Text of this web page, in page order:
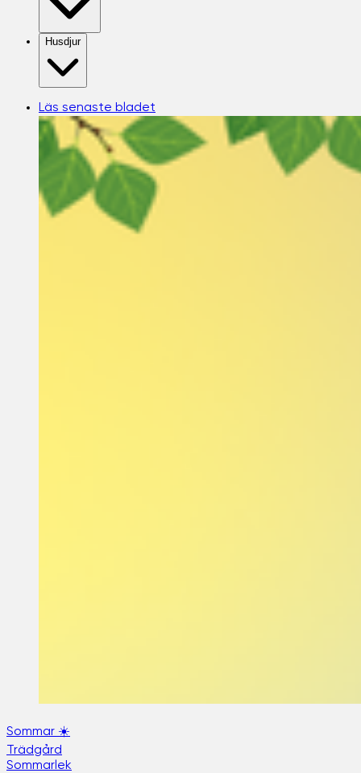
Husdjur
Läs senaste bladet
Sommar ☀️
Trädgård
Sommarlek